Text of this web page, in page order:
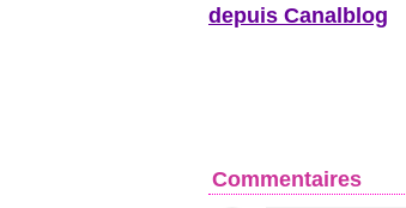
depuis Canalblog
Commentaires